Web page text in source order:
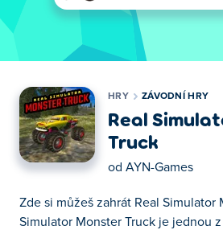
HRY ZÁVODNÍ HRY
Real
Truck
od AYN-Games
Zde si můžeš zahrát Real Simulator
Simulator Monster Truck je jednou